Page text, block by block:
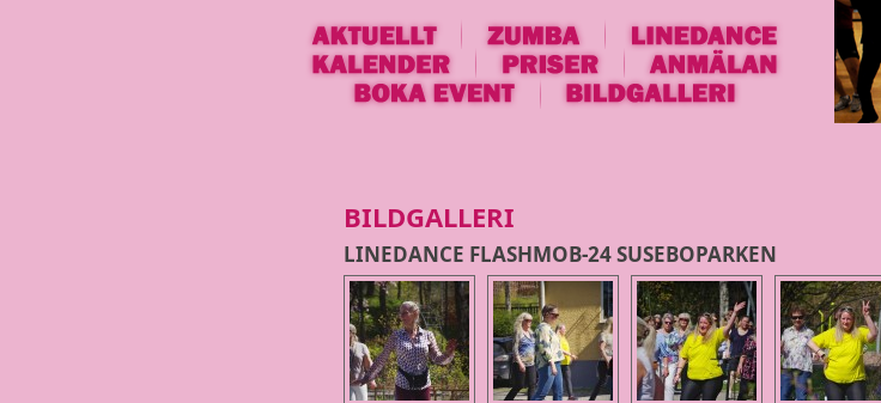
BILDGALLERI
LINEDANCE FLASHMOB-24 SUSEBOPARKEN